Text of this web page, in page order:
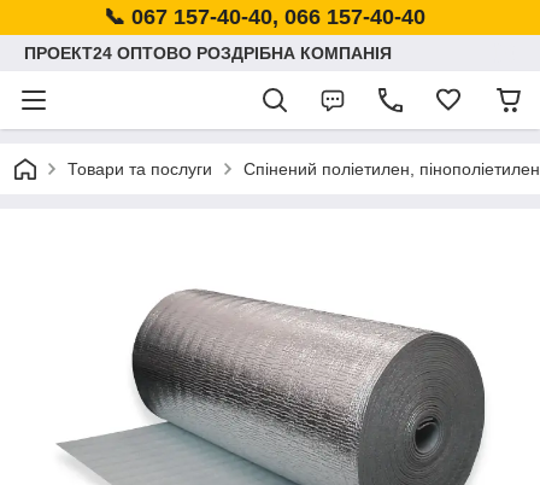
📞 067 157-40-40, 066 157-40-40
ПРОЕКТ24 ОПТОВО РОЗДРІБНА КОМПАНІЯ
Товари та послуги Спінений поліетилен, пінополіетилен